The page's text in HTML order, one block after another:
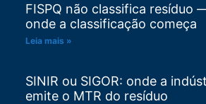
FISPQ não classifica resíduo
onde a classificação começa
Leia mais »
SINIR ou SIGOR: onde a
emite o MTR do resíduo